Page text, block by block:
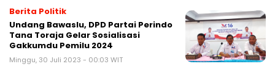
Berita Politik
Undang Bawaslu, DPD Partai Perindo
Tana Toraja Gelar Sosialisasi
Gakkumdu Pemilu 2024
Minggu, 30 Juli 2023 - 00:03 WIT